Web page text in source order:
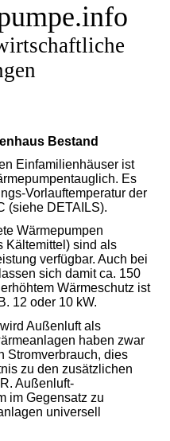
Bestand
Einfamilienhäuser ist
Es
Vorlauftemperatur der
(siehe DETAILS).
Wärmepumpen
Kältemittel) sind als
verfügbar. Auch bei
sich damit ca. 150
Wärmeschutz ist
12 oder 10 kW.
Außenluft als
haben zwar
Stromverbrauch, dies
zu den zusätzlichen
Außenluft-
im Gegensatz zu
universell